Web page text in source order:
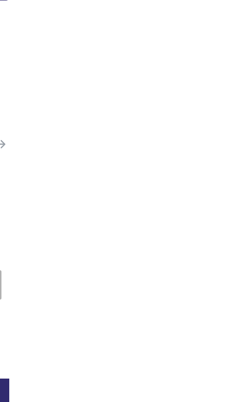
En garde alternée, Sandrine, ma garde